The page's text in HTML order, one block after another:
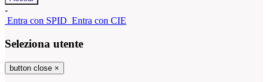
-
Entra con SPID Entra con CIE
Seleziona utente
button close ×